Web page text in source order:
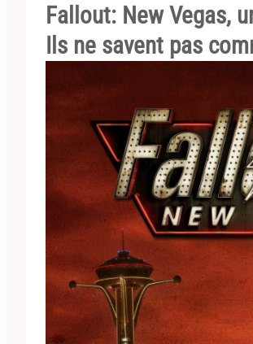
Fallout: New Vegas,
Ils ne savent pas